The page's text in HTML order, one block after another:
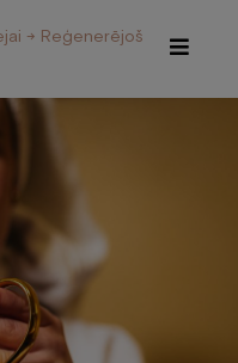
Hotel
and Café
Spa
→ Reģenerējoša spa